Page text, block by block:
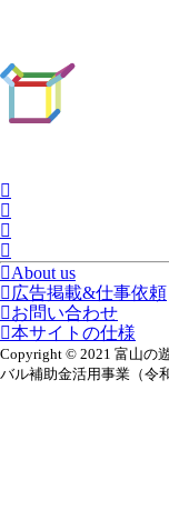
About us
広告掲載&仕事依頼
お問い合わせ
本サイトの仕様
Copyright © 2021 富山の
バル補助金活用事業（令